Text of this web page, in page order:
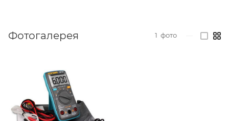
Фотогалерея 1 фото